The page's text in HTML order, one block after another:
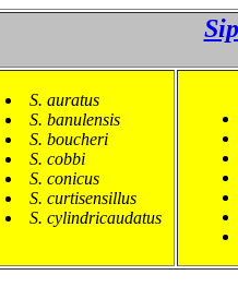
S. auratus
S. banulensis
S. boucheri
S. cobbi
S. conicus
S. curtisensillus
S. cylindricaudatus